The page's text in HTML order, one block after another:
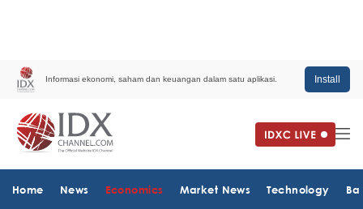
Informasi ekonomi, saham dan keuangan dalam satu aplikasi. Install
Home News Economics Market News Technology